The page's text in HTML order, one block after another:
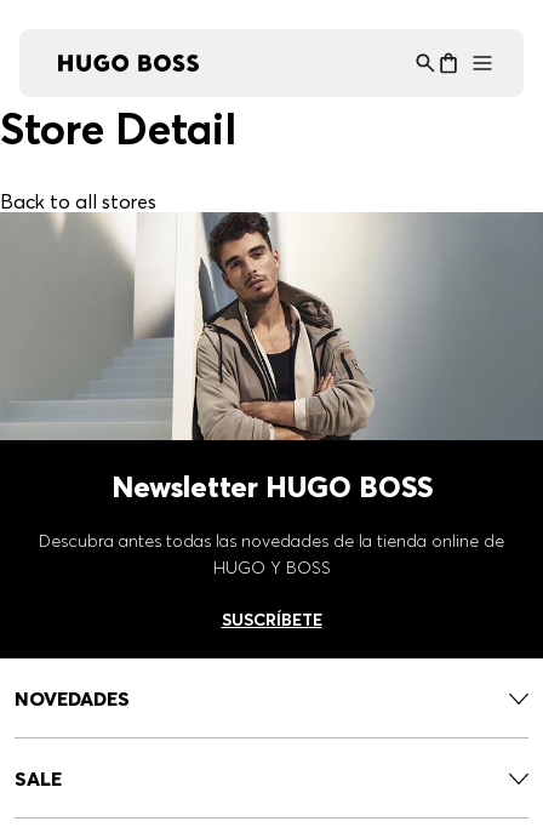
Store Detail
Back to all stores
Newsletter HUGO BOSS
Descubra antes todas las novedades de la tienda online de
HUGO Y BOSS
SUSCRÍBETE
NOVEDADES
SALE
Asistente Virtual
en línea ⋮